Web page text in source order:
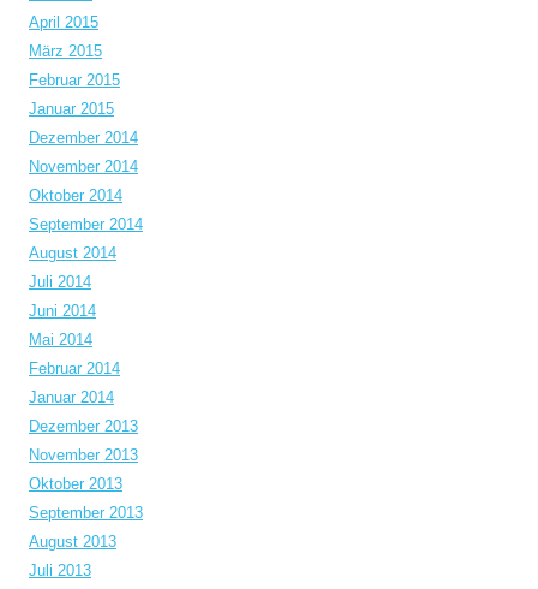
April 2015
März 2015
Februar 2015
Januar 2015
Dezember 2014
November 2014
Oktober 2014
September 2014
August 2014
Juli 2014
Juni 2014
Mai 2014
Februar 2014
Januar 2014
Dezember 2013
November 2013
Oktober 2013
September 2013
August 2013
Juli 2013